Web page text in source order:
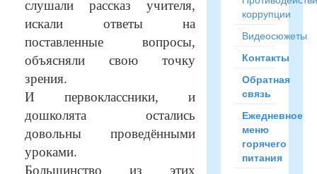
слушали рассказ учителя,
искали ответы на
поставленные вопросы,
объясняли свою точку
зрения.
И первоклассники, и
дошколята остались
довольны проведёнными
уроками.
Большинство из этих
коррупции
Видеосюжеты
Контакты
Обратная
связь
Ежедневное
меню
горячего
питания